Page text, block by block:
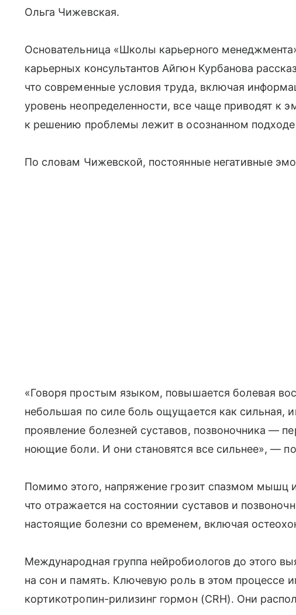
Ольга Чижевская.
Основательница «Школы карьерного
карьерных консультантов Айгюн Курбанова
что современные условия труда, включая
уровень неопределенности, все чаще приводят к
к решению проблемы лежит в осознанном
По словам Чижевской, постоянные негативные
«Говоря простым языком, повышается болевая
небольшая по силе боль ощущается как сильная,
проявление болезней суставов, позвоночника —
ноющие боли. И они становятся все сильнее», —
Помимо этого, напряжение грозит спазмом мышц
что отражается на состоянии суставов и
настоящие болезни со временем, включая
Международная группа нейробиологов до этого
на сон и память. Ключевую роль в этом процессе
кортикотропин-рилизинг гормон (CRH). Они